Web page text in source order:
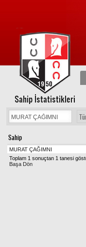
Sahip İstatistikleri
Sahip
MURAT ÇAĞIMNI
Toplam 1 sonuçtan 1 tanesi
Başa Dön